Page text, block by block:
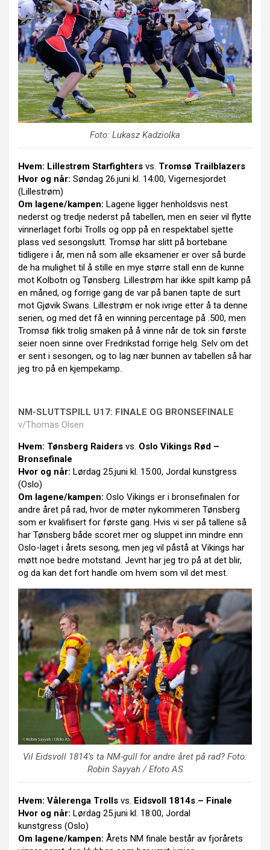
Foto: Lukasz Kadziolka
Hvem: Lillestrøm Starfighters vs. Tromsø Trailblazers
Hvor og når: Søndag 26.juni kl. 14:00, Vigernesjordet
(Lillestrøm)
Om lagene/kampen: Lagene ligger henholdsvis nest
nederst og tredje nederst på tabellen, men en seier vil flytte
vinnerlaget forbi Trolls og opp på en respektabel sjette
plass ved sesongslutt. Tromsø har slitt på bortebane
tidligere i år, men nå som alle eksamener er over så burde
de ha mulighet til å stille en mye større stall enn de kunne
mot Kolbotn og Tønsberg. Lillestrøm har ikke spilt kamp på
en måned, og forrige gang de var på banen tapte de surt
mot Gjøvik Swans. Lillestrøm er nok ivrige etter å ta denne
serien, og med det få en winning percentage på .500, men
Tromsø fikk trolig smaken på å vinne når de tok sin første
seier noen sinne over Fredrikstad forrige helg. Selv om det
er sent i sesongen, og to lag nær bunnen av tabellen så har
jeg tro på en kjempekamp.
NM-SLUTTSPILL U17: FINALE OG BRONSEFINALE
v/Thomas Olsen
Hvem: Tønsberg Raiders vs. Oslo Vikings Rød –
Bronsefinale
Hvor og når: Lørdag 25.juni kl. 15:00, Jordal kunstgress
(Oslo)
Om lagene/kampen: Oslo Vikings er i bronsefinalen for
andre året på rad, hvor de møter nykommeren Tønsberg
som er kvalifisert for første gang. Hvis vi ser på tallene så
har Tønsberg både scoret mer og sluppet inn mindre enn
Oslo-laget i årets sesong, men jeg vil påstå at Vikings har
møtt noe bedre motstand. Jevnt har jeg tro på at det blir,
og da kan det fort handle om hvem som vil det mest.
Vil Eidsvoll 1814’s ta NM-gull for andre året på rad? Foto:
Robin Sayyah / Efoto AS
Hvem: Vålerenga Trolls vs. Eidsvoll 1814s – Finale
Hvor og når: Lørdag 25.juni kl. 18:00, Jordal
kunstgress (Oslo)
Om lagene/kampen: Årets NM finale består av fjorårets